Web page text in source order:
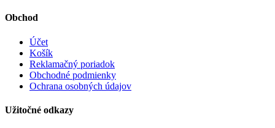
Obchod
Účet
Košík
Reklamačný poriadok
Obchodné podmienky
Ochrana osobných údajov
Užitočné odkazy